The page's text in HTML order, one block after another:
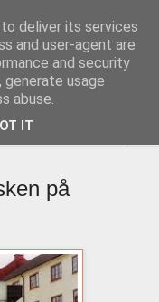
på
deliver its services
and user-agent are
and security
usage
abuse.
IT